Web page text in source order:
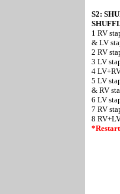
S2:
1 RV
& LV
2 RV
3 LV
4
5 LV
& RV
6 LV
7 RV
8